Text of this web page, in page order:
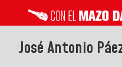
José Antonio